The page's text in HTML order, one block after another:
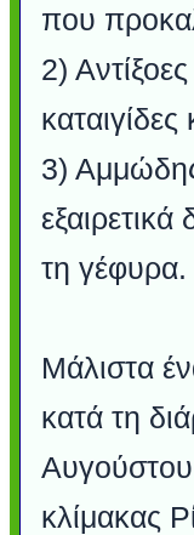
που
2)
3)
τη γέφυρα.
Μάλιστα
κατά τη
κλίμακας